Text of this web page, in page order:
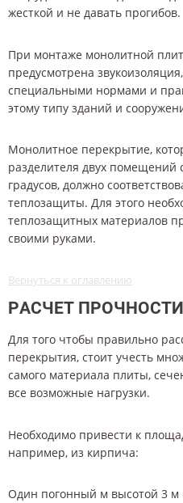
жесткой и не давать прогибов.
При монтаже монолитной
предусмотрена
специальными нормами и
этому типу зданий и
Монолитное перекрытие,
разделителя двух помещений
градусов, должно
теплозащиты. Для этого
теплозащитных материалов
своими руками.
Вернуться к оглавлению
РАСЧЕТ
Для того чтобы правильно
перекрытия, стоит учесть
самого материала плиты,
все возможные нагрузки.
Необходимо привести к
например, из кирпича:
Один погонный м высотой 3 м